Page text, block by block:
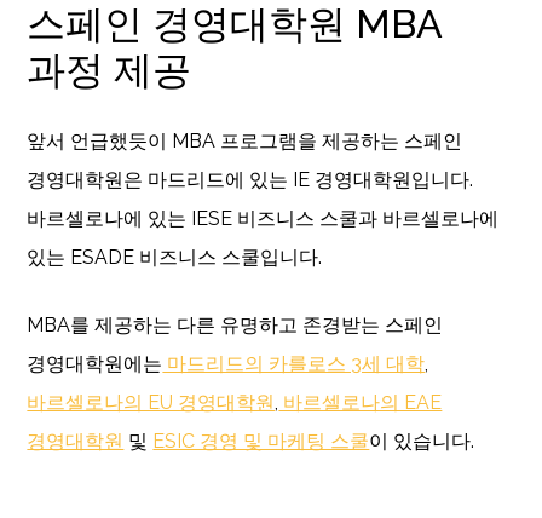
스페인 경영대학원 MBA
과정 제공
앞서 언급했듯이 MBA 프로그램을 제공하는 스페인
경영대학원은 마드리드에 있는 IE 경영대학원입니다.
바르셀로나에 있는 IESE 비즈니스 스쿨과 바르셀로나에
있는 ESADE 비즈니스 스쿨입니다.
MBA를 제공하는 다른 유명하고 존경받는 스페인
경영대학원에는 마드리드의 카를로스 3세 대학,
바르셀로나의 EU 경영대학원, 바르셀로나의 EAE
경영대학원 및 ESIC 경영 및 마케팅 스쿨이 있습니다.